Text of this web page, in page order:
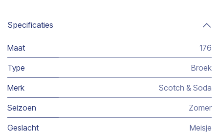
Specificaties
Maat 176
Type Broek
Merk Scotch & Soda
Seizoen Zomer
Geslacht Meisje